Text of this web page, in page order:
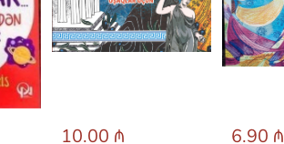
10.00 ₼ 6.90 ₼